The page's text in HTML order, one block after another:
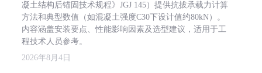
凝土结构后锚固技术规程》JGJ 145）提供抗拔承载力计算
方法和典型数值（如混凝土强度C30下设计值约80kN）。
内容涵盖安装要点、性能影响因素及选型建议，适用于工
程技术人员参考。
2026年8月4日